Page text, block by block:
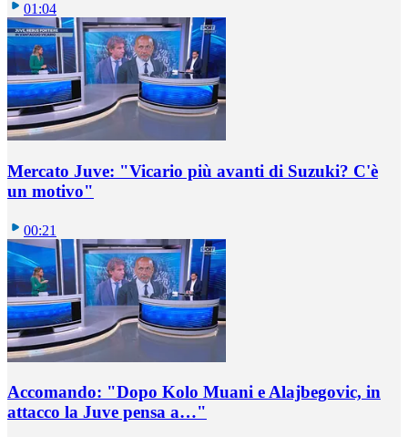
01:04
Mercato Juve: "Vicario più avanti di Suzuki? C'è
un motivo"
00:21
Accomando: "Dopo Kolo Muani e Alajbegovic, in
attacco la Juve pensa a…"